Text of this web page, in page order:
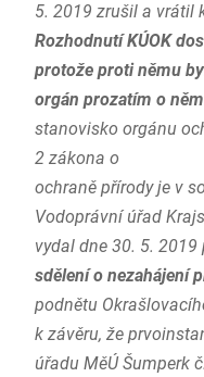
5. 2019 zrušil a vrátil
Rozhodnutí KÚOK
protože proti němu
orgán prozatím o
stanovisko orgánu
2 zákona o
ochraně přírody je v
Vodoprávní úřad
vydal dne 30. 5.
sdělení o nezahájení
podnětu
k závěru, že
úřadu MěÚ Šumperk